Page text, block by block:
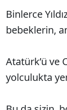
Binlerce
bebeklerin,
Atatürk’ü ve
yolculukta yer